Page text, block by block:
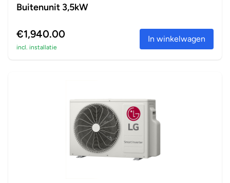
Buitenunit 3,5kW
€1,940.00
incl. installatie
In winkelwagen